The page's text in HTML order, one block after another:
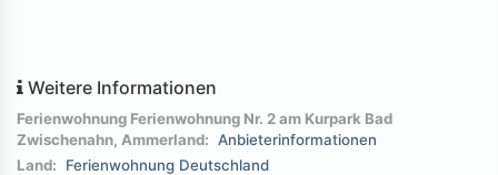
Weitere Informationen
Ferienwohnung Ferienwohnung Nr. 2 am Kurpark Bad
Zwischenahn, Ammerland: Anbieterinformationen
Land:
Ferienwohnung Deutschland